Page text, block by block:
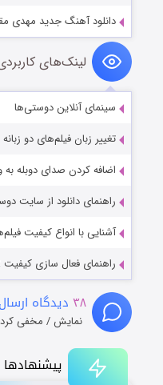
پیشنهادها
دانلود آهنگ جدید مهدی
لینک‌های
سینمای آنلاین دوستی‌ها
تغییر زبان فیلم‌های دو زبانه
اضافه کردن صدای دوبله به
راهنمای دانلود از سایت
آشنایی با انواع کیفیت
راهنمای فعال سازی کیفیت HDR در PotPlayer
۳۸ دیدگاه
نمایش / مخفی